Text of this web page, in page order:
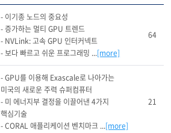
- 이기종 노드의 중요성
- 증가하는 멀티 GPU 트렌드
- NVLink: 고속 GPU 인터커넥트
- 보다 빠르고 쉬운 프로그래밍 ...[more]
64
- GPU를 이용해 Exascale로 나아가는
미국의 새로운 주력 슈퍼컴퓨터
- 미 에너지부 결정을 이끌어낸 4가지
핵심기술
- CORAL 애플리케이션 벤치마크 ...[more]
21